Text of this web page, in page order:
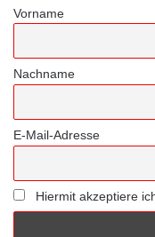
Vorname
Nachname
E-Mail-Adresse
Hiermit akzeptiere